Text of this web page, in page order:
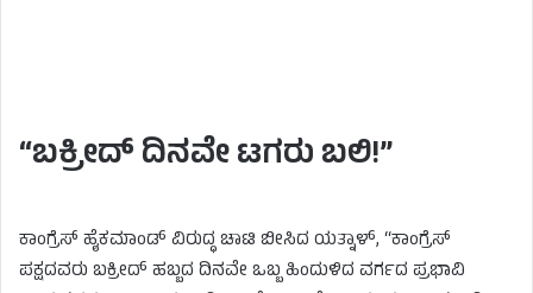
“ಬಕ್ರೀದ್ ದಿನವೇ ಟಗರು ಬಲಿ!”
ಕಾಂಗ್ರೆಸ್ ಹೈಕಮಾಂಡ್ ವಿರುದ್ಧ ಚಾಟಿ ಬೀಸಿದ ಯತ್ನಾಳ್, “ಕಾಂಗ್ರೆಸ್
ಪಕ್ಷದವರು ಬಕ್ರೀದ್ ಹಬ್ಬದ ದಿನವೇ ಒಬ್ಬ ಹಿಂದುಳಿದ ವರ್ಗದ ಪ್ರಭಾವಿ